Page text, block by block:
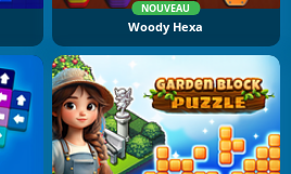
NOUVEAU
Woody Hexa